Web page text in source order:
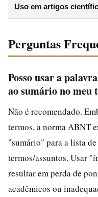
Uso em artigos
Perguntas
Posso usar a
ao sumário no meu
Não é recomendado.
termos, a norma ABNT
"sumário" para a lista
termos/assuntos. Usar
resultar em perda de
acadêmicos ou